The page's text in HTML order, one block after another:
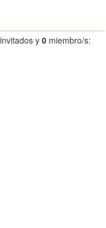
invitados y 0 miembro/s: